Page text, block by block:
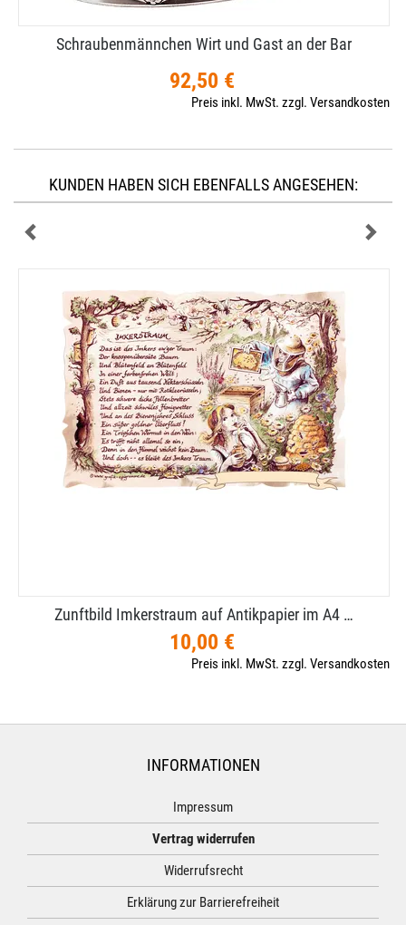
Schraubenmännchen Wirt und Gast an der Bar
92,50 €
Preis inkl. MwSt. zzgl. Versandkosten
KUNDEN HABEN SICH EBENFALLS ANGESEHEN:
Zunftbild Imkerstraum auf Antikpapier im A4 …
10,00 €
Preis inkl. MwSt. zzgl. Versandkosten
INFORMATIONEN
Impressum
Vertrag widerrufen
Widerrufsrecht
Erklärung zur Barrierefreiheit